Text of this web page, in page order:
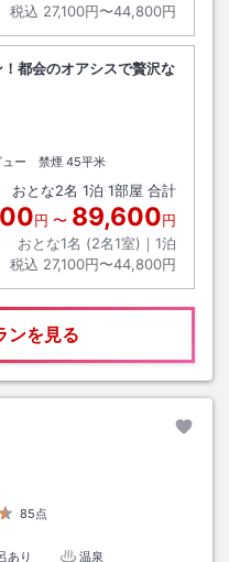
税込 27,100円〜44,800円
！都会のオアシスで贅沢な
ュー 禁煙 45平米
おとな2名 1泊 1部屋 合計
円 〜 89,600円
おとな1名 (2名1室)｜ 1泊
税込 27,100円〜44,800円
ンを見る
85点
あり
温泉